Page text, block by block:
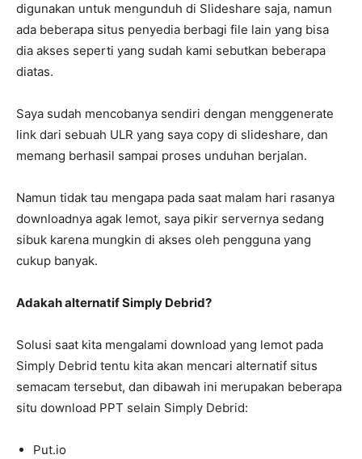
digunakan untuk mengunduh di Slideshare saja, namun
ada beberapa situs penyedia berbagi file lain yang bisa
dia akses seperti yang sudah kami sebutkan beberapa
diatas.
Saya sudah mencobanya sendiri dengan menggenerate
link dari sebuah ULR yang saya copy di slideshare, dan
memang berhasil sampai proses unduhan berjalan.
Namun tidak tau mengapa pada saat malam hari rasanya
downloadnya agak lemot, saya pikir servernya sedang
sibuk karena mungkin di akses oleh pengguna yang
cukup banyak.
Adakah alternatif Simply Debrid?
Solusi saat kita mengalami download yang lemot pada
Simply Debrid tentu kita akan mencari alternatif situs
semacam tersebut, dan dibawah ini merupakan beberapa
situ download PPT selain Simply Debrid:
Put.io